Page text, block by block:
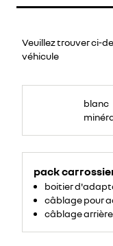
Veuillez trouver ci-
véhicule
blanc
pack
boitier
câblage pour
câblage